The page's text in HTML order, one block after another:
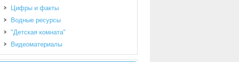
Цифры и факты
Водные ресурсы
"Детская комната"
Видеоматериалы